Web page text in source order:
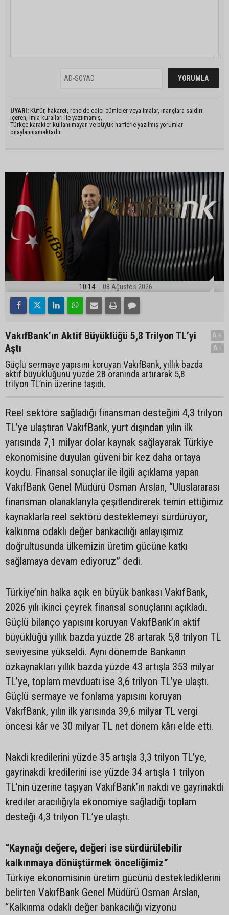
UYARI: Küfür, hakaret, rencide edici cümleler veya imalar, inançlara saldırı
içeren, imla kuralları ile yazılmamış,
Türkçe karakter kullanılmayan ve büyük harflerle yazılmış yorumlar
onaylanmamaktadır.
10:14 08 Ağustos 2026
VakıfBank’ın Aktif Büyüklüğü 5,8 Trilyon TL’yi
Aştı
Güçlü sermaye yapısını koruyan VakıfBank, yıllık bazda
aktif büyüklüğünü yüzde 28 oranında artırarak 5,8
trilyon TL’nin üzerine taşıdı.
A+
A-
Reel sektöre sağladığı finansman desteğini 4,3 trilyon
TL’ye ulaştıran VakıfBank, yurt dışından yılın ilk
yarısında 7,1 milyar dolar kaynak sağlayarak Türkiye
ekonomisine duyulan güveni bir kez daha ortaya
koydu. Finansal sonuçlar ile ilgili açıklama yapan
VakıfBank Genel Müdürü Osman Arslan, “Uluslararası
finansman olanaklarıyla çeşitlendirerek temin ettiğimiz
kaynaklarla reel sektörü desteklemeyi sürdürüyor,
kalkınma odaklı değer bankacılığı anlayışımız
doğrultusunda ülkemizin üretim gücüne katkı
sağlamaya devam ediyoruz” dedi.
Türkiye’nin halka açık en büyük bankası VakıfBank,
2026 yılı ikinci çeyrek finansal sonuçlarını açıkladı.
Güçlü bilanço yapısını koruyan VakıfBank’ın aktif
büyüklüğü yıllık bazda yüzde 28 artarak 5,8 trilyon TL
seviyesine yükseldi. Aynı dönemde Bankanın
özkaynakları yıllık bazda yüzde 43 artışla 353 milyar
TL’ye, toplam mevduatı ise 3,6 trilyon TL’ye ulaştı.
Güçlü sermaye ve fonlama yapısını koruyan
VakıfBank, yılın ilk yarısında 39,6 milyar TL vergi
öncesi kâr ve 30 milyar TL net dönem kârı elde etti.
Nakdi kredilerini yüzde 35 artışla 3,3 trilyon TL’ye,
gayrinakdi kredilerini ise yüzde 34 artışla 1 trilyon
TL’nin üzerine taşıyan VakıfBank’ın nakdi ve gayrinakdi
krediler aracılığıyla ekonomiye sağladığı toplam
desteği 4,3 trilyon TL’ye ulaştı.
“Kaynağı değere, değeri ise sürdürülebilir
kalkınmaya dönüştürmek önceliğimiz”
Türkiye ekonomisinin üretim gücünü desteklediklerini
belirten VakıfBank Genel Müdürü Osman Arslan,
“Kalkınma odaklı değer bankacılığı vizyonu